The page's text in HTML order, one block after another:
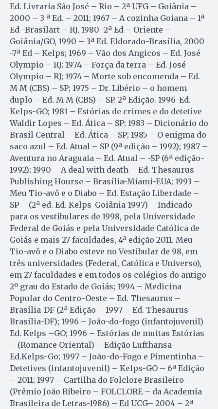
Ed. Livraria São José – Rio – 2ª UFG – Goiânia –
2000 – 3 ª Ed. – 2011; 1967 – A cozinha Goiana – 1ª
Ed -Brasilart – RJ, 1980 -2ª Ed – Oriente –
Goiânia/GO, 1990 – 3ª Ed. Eldorado-Brasília, 2000
-7ª Ed – Kelps; 1969 – Vão dos Angicos – Ed. José
Olympio – RJ; 1974 – Força da terra – Ed. José
Olympio – RJ; 1974 – Morte sob encomenda – Ed.
M M (CBS) – SP; 1975 – Dr. Libério – o homem
duplo – Ed. M M (CBS) – SP. 2ª Edição. 1996-Ed.
Kelps-GO; 1981 – Estórias de crimes e do detetive
Waldir Lopes – Ed. Ática – SP; 1983 – Dicionário do
Brasil Central – Ed. Ática – SP; 1985 – O enigma do
saco azul – Ed. Atual – SP (9ª edição – 1992); 1987 –
Aventura no Araguaia – Ed. Atual – -SP (6ª edição-
1992); 1990 – A deal with death – Ed. Thesaurus
Publishing Hourse – Brasília-Miami-EUA; 1993 –
Meu Tio-avô e o Diabo – Ed. Estação Liberdade –
SP – (2ª ed. Ed. Kelps-Goiânia-1997) – Indicado
para os vestibulares de 1998, pela Universidade
Federal de Goiás e pela Universidade Católica de
Goiás e mais 27 faculdades, 4ª edição 2011. Meu
Tio-avô e o Diabo esteve no Vestibular de 98, em
três universidades (Federal, Católica e Universo),
em 27 faculdades e em todos os colégios do antigo
2º grau do Estado de Goiás; 1994 – Medicina
Popular do Centro-Oeste – Ed. Thesaurus –
Brasília-DF (2ª Edição – 1997 – Ed. Thesaurus
Brasília-DF); 1996 – João-do-fogo (infantojuvenil)
Ed. Kelps –GO; 1996 – Estórias de muitas Estórias
– (Romance Oriental) – Edição Lufthansa-
Ed.Kelps-Go; 1997 – João-do-Fogo e Pimentinha –
Detetives (infantojuvenil) – Kelps-GO – 6ª Edição
– 2011; 1997 – Cartilha do Folclore Brasileiro
(Prêmio João Ribeiro – FOLCLORE – da Academia
Brasileira de Letras-1986) – Ed UCG– 2004 – 2ª